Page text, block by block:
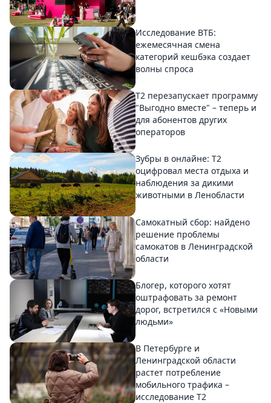
Исследование ВТБ:
ежемесячная смена
категорий кешбэка создает
волны спроса
Т2 перезапускает программу
"Выгодно вместе" – теперь и
для абонентов других
операторов
Зубры в онлайне: Т2
оцифровал места отдыха и
наблюдения за дикими
животными в Ленобласти
Самокатный сбор: найдено
решение проблемы
самокатов в Ленинградской
области
Блогер, которого хотят
оштрафовать за ремонт
дорог, встретился с «Новыми
людьми»
В Петербурге и
Ленинградской области
растет потребление
мобильного трафика –
исследование T2